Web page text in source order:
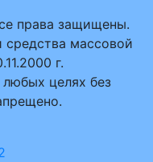
права защищены.
средства массовой
г.
целях без